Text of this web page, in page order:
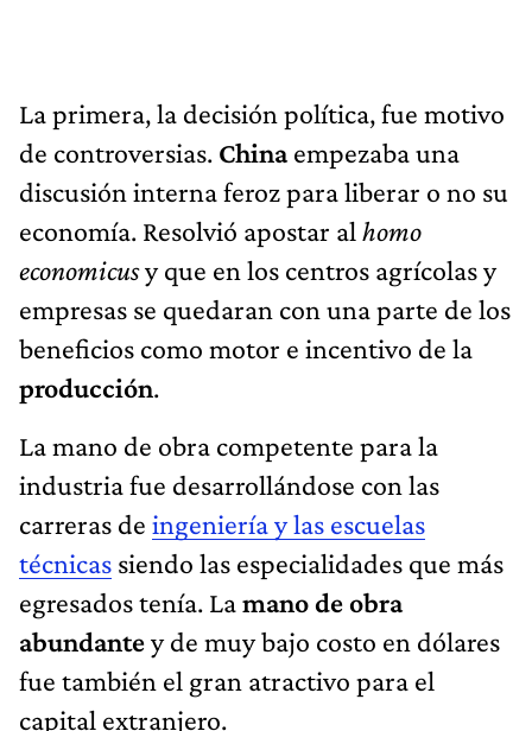
La primera, la decisión política, fue motivo
de controversias. Chinaempezaba una
discusión interna feroz para liberar o no su
economía. Resolvió apostar al homo
economicusy que en los centros agrícolas y
empresas se quedaran con una parte de los
beneficios como motor e incentivo de la
producción.
La mano de obra competente para la
industria fue desarrollándose con las
carreras de ingeniería y las escuelas
técnicas siendo las especialidades que más
egresados tenía. Lamano de obra
abundantey de muy bajo costo en dólares
fue también el gran atractivo para el
capital extranjero.